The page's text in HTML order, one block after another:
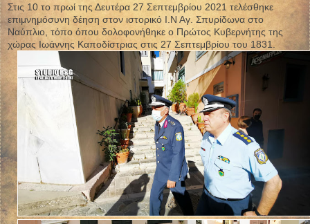
Στις 10 το πρωί της Δευτέρα 27 Σεπτεμβρίου 2021 τελέσθηκε
επιμνημόσυνη δέηση στον ιστορικό Ι.Ν Αγ. Σπυρίδωνα στο
Ναύπλιο, τόπο όπου δολοφονήθηκε ο Πρώτος Κυβερνήτης της
χώρας Ιωάννης Καποδίστριας στις 27 Σεπτεμβρίου του 1831.